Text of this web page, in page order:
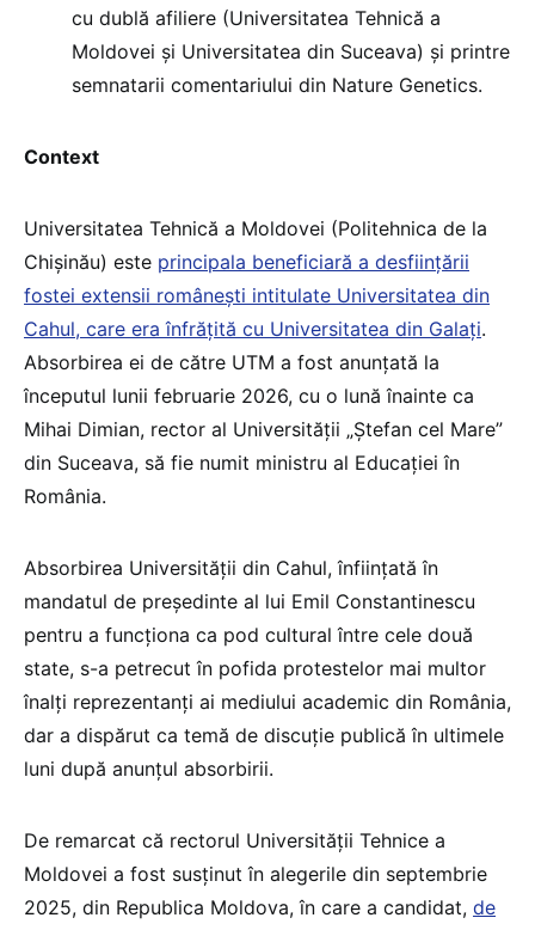
cu dublă afiliere (Universitatea Tehnică a
Moldovei și Universitatea din Suceava) și printre
semnatarii comentariului din Nature Genetics.
Context
Universitatea Tehnică a Moldovei (Politehnica de la
Chișinău) este principala beneficiară a desființării
fostei extensii românești intitulate Universitatea din
Cahul, care era înfrățită cu Universitatea din Galați.
Absorbirea ei de către UTM a fost anunțată la
începutul lunii februarie 2026, cu o lună înainte ca
Mihai Dimian, rector al Universității „Ștefan cel Mare”
din Suceava, să fie numit ministru al Educației în
România.
Absorbirea Universității din Cahul, înființată în
mandatul de președinte al lui Emil Constantinescu
pentru a funcționa ca pod cultural între cele două
state, s-a petrecut în pofida protestelor mai multor
înalți reprezentanți ai mediului academic din România,
dar a dispărut ca temă de discuție publică în ultimele
luni după anunțul absorbirii.
De remarcat că rectorul Universității Tehnice a
Moldovei a fost susținut în alegerile din septembrie
2025, din Republica Moldova, în care a candidat, de